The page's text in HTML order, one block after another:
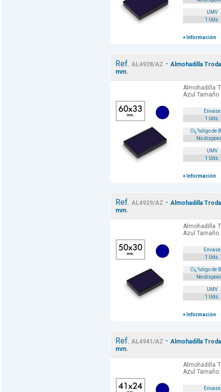
UMV
1 Uds.
+ Información
Ref. AL4928/AZ - Almohadilla
mm.
Almohadilla
Azul Tamaño
Envase
1 Uds.
Cï¿½digo de
No
UMV
1 Uds.
+ Información
Ref. AL4929/AZ - Almohadilla
mm.
Almohadilla
Azul Tamaño
Envase
1 Uds.
Cï¿½digo de
No
UMV
1 Uds.
+ Información
Ref. AL4941/AZ - Almohadilla
mm.
Almohadilla
Azul Tamaño
Envase